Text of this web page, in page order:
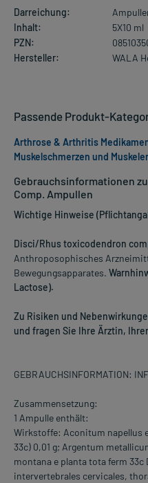
Darreichung:
Inhalt:
5X10 ml
PZN:
Hersteller:
WALA
Gebrauchsinformationen
Comp. Ampullen
Wichtige Hinweise
Disci/Rhus toxicodendron
Anthroposophisches
Bewegungsapparates.
Lactose).
Zu Risiken und
und fragen Sie Ihre Ärztin,
GEBRAUCHSINFORMATION:
Zusammensetzung:
1 Ampulle enthält:
Wirkstoffe: Aconitum napellus
33c) 0,01 g; Argentum
montana e planta tota ferm 33c
intervertebrales cervicales,
Passende Produkt-
Arthrose & Arthritis
Muskelschmerzen und